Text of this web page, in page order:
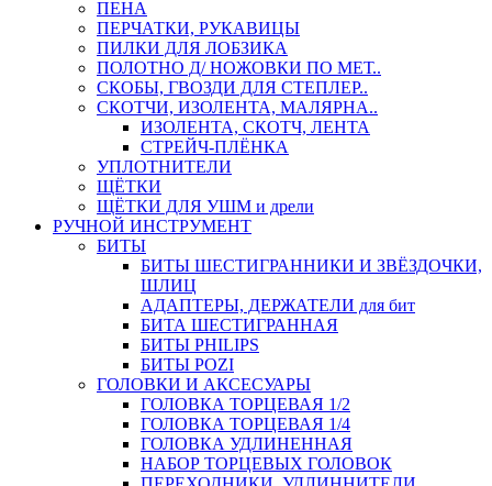
ПЕНА
ПЕРЧАТКИ, РУКАВИЦЫ
ПИЛКИ ДЛЯ ЛОБЗИКА
ПОЛОТНО Д/ НОЖОВКИ ПО МЕТ..
СКОБЫ, ГВОЗДИ ДЛЯ СТЕПЛЕР..
СКОТЧИ, ИЗОЛЕНТА, МАЛЯРНА..
ИЗОЛЕНТА, СКОТЧ, ЛЕНТА
СТРЕЙЧ-ПЛЁНКА
УПЛОТНИТЕЛИ
ЩЁТКИ
ЩЁТКИ ДЛЯ УШМ и дрели
РУЧНОЙ ИНСТРУМЕНТ
БИТЫ
БИТЫ ШЕСТИГРАННИКИ И ЗВЁЗДОЧКИ,
ШЛИЦ
АДАПТЕРЫ, ДЕРЖАТЕЛИ для бит
БИТА ШЕСТИГРАННАЯ
БИТЫ PHILIPS
БИТЫ POZI
ГОЛОВКИ И АКСЕСУАРЫ
ГОЛОВКА ТОРЦЕВАЯ 1/2
ГОЛОВКА ТОРЦЕВАЯ 1/4
ГОЛОВКА УДЛИНЕННАЯ
НАБОР ТОРЦЕВЫХ ГОЛОВОК